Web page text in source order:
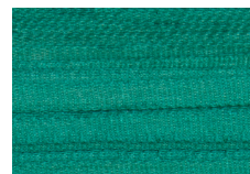
Фото товара